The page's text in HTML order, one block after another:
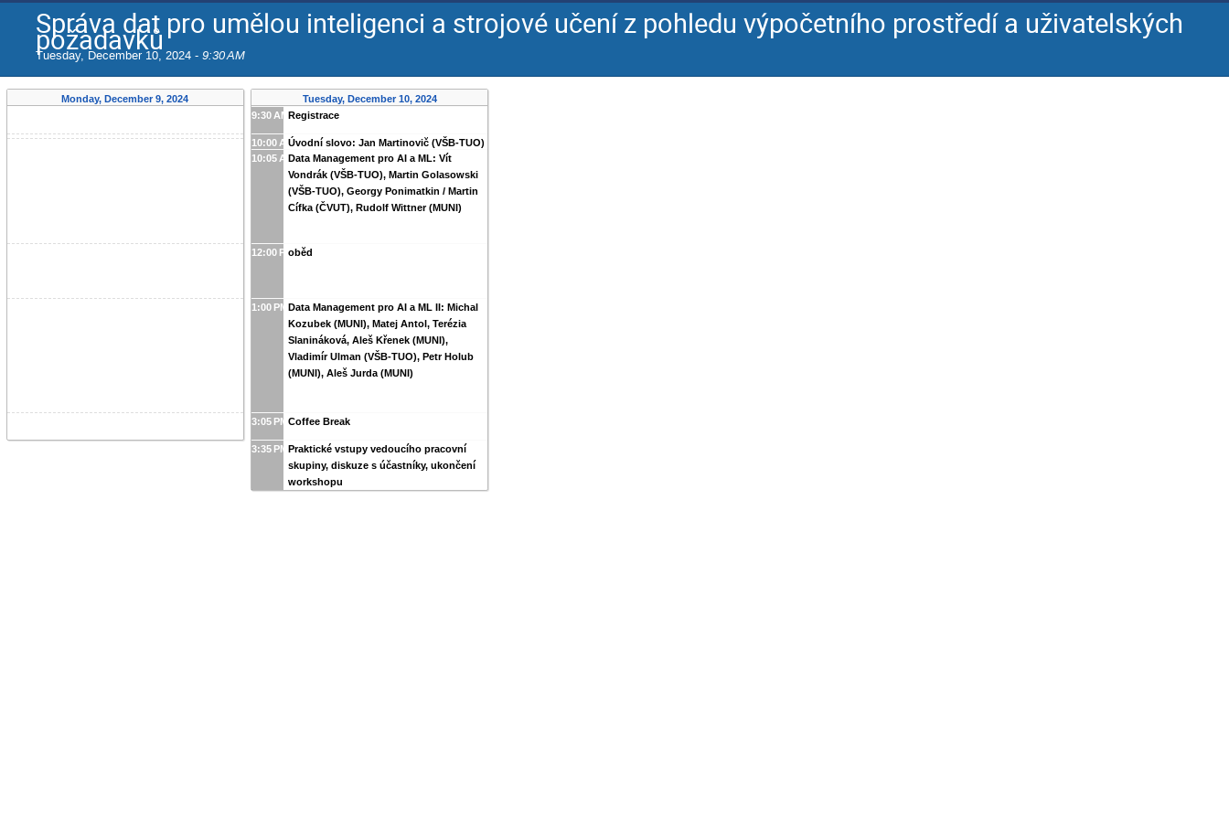
Správa dat pro umělou inteligenci a strojové učení z pohledu výpočetního prostředí a uživatelských
požadavků
Tuesday, December 10, 2024 - 9:30 AM
Monday, December 9, 2024
Tuesday, December 10, 2024
9:30 AMRegistrace
10:00 AMÚvodní slovo: Jan Martinovič (VŠB-TUO)
10:05 AMData Management pro AI a ML: Vít
Vondrák (VŠB-TUO), Martin Golasowski
(VŠB-TUO), Georgy Ponimatkin / Martin
Cífka (ČVUT), Rudolf Wittner (MUNI)
12:00 PMoběd
1:00 PMData Management pro AI a ML II: Michal
Kozubek (MUNI), Matej Antol, Terézia
Slanináková, Aleš Křenek (MUNI),
Vladimír Ulman (VŠB-TUO), Petr Holub
(MUNI), Aleš Jurda (MUNI)
3:05 PMCoffee Break
3:35 PMPraktické vstupy vedoucího pracovní
skupiny, diskuze s účastníky, ukončení
workshopu